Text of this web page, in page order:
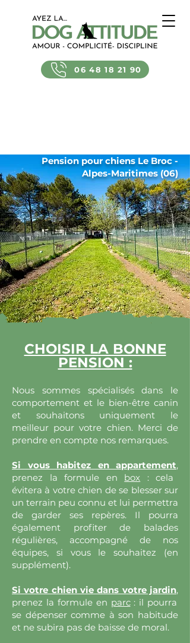
06 48 18 21 90
Pension pour chiens Le Broc -
Alpes-Maritimes (06)
CHOISIR LA BONNE
PENSION :
Nous sommes spécialisés dans le
comportement et le bien-être canin
et souhaitons uniquement le
meilleur pour votre chien. Merci de
prendre en compte nos remarques.
Si vous habitez en appartement,
prenez la formule en box : cela
évitera à votre chien de se blesser sur
un terrain peu connu et lui permettra
de garder ses repères. Il pourra
également profiter de balades
régulières, accompagné de nos
équipes, si vous le souhaitez (en
supplément).
Si votre chien vie dans votre jardin,
prenez la formule en parc: il pourra
se dépenser comme à son habitude
et ne subira pas de baisse de moral.